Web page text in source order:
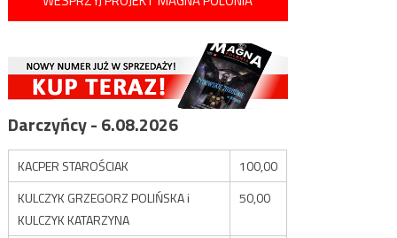
Darczyńcy - 6.08.2026
KACPER STAROŚCIAK
100,00
KULCZYK GRZEGORZ POLIŃSKA i
KULCZYK KATARZYNA
50,00